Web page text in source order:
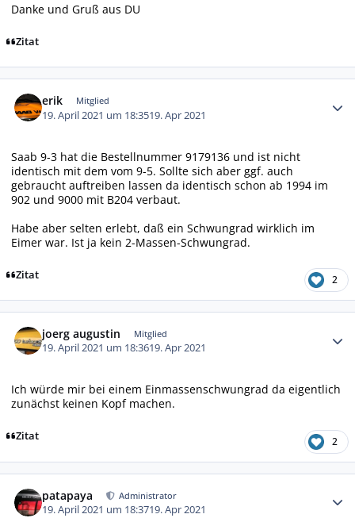
Danke und Gruß aus DU
Zitat
erik Mitglied
19. April 2021 um 18:3519. Apr 2021
Saab 9-3 hat die Bestellnummer 9179136 und ist nicht
identisch mit dem vom 9-5. Sollte sich aber ggf. auch
gebraucht auftreiben lassen da identisch schon ab 1994 im
902 und 9000 mit B204 verbaut.
Habe aber selten erlebt, daß ein Schwungrad wirklich im
Eimer war. Ist ja kein 2-Massen-Schwungrad.
Zitat 2
joerg augustin Mitglied
19. April 2021 um 18:3619. Apr 2021
Ich würde mir bei einem Einmassenschwungrad da eigentlich
zunächst keinen Kopf machen.
Zitat 2
patapaya Administrator
19. April 2021 um 18:3719. Apr 2021